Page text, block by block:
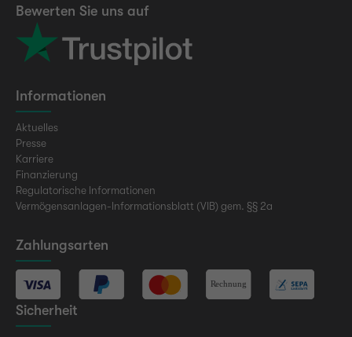
Bewerten Sie uns auf
Informationen
Aktuelles
Presse
Karriere
Finanzierung
Regulatorische Informationen
Vermögensanlagen-Informationsblatt (VIB) gem. §§ 2a
Zahlungsarten
Sicherheit